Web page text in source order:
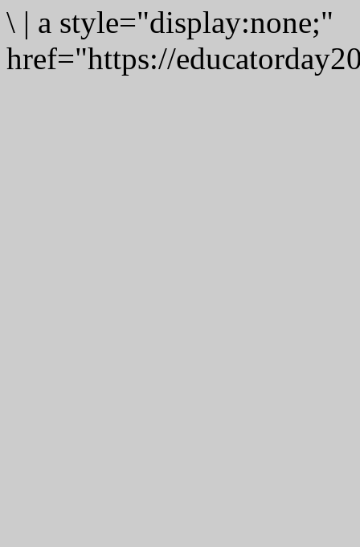
\ | a style="display:none;"
href="https://